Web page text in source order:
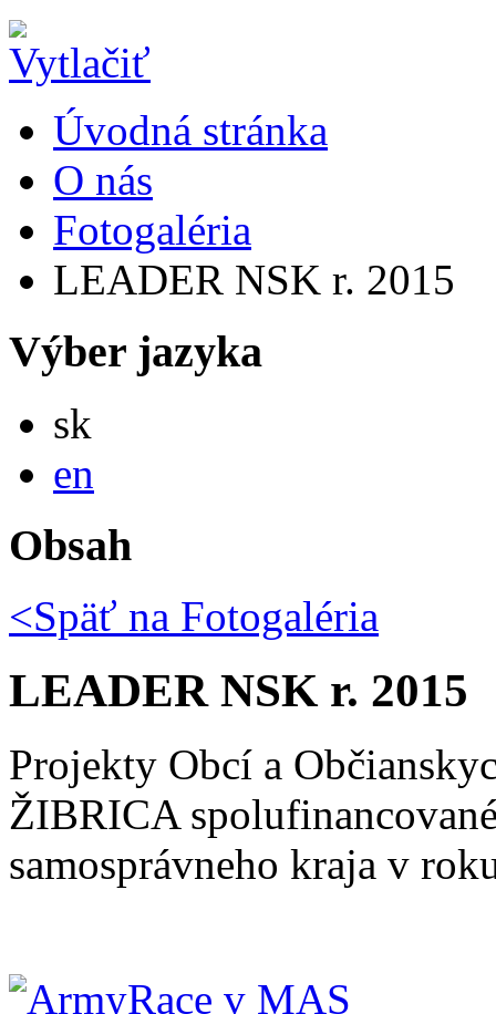
Úvodná stránka
O nás
Fotogaléria
LEADER NSK r. 2015
Výber jazyka
sk
en
Obsah
<Späť na Fotogaléria
LEADER NSK r. 2015
Projekty Obcí a
ŽIBRICA
samosprávneho kraja v